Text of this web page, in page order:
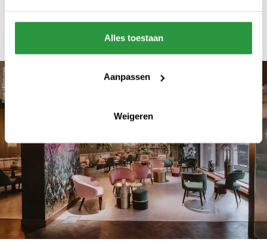
Alles toestaan
Aanpassen
Weigeren
12:00 tot 00:30 uur. Perfect dus om tot in de
latere uurtjes door te borrelen.
Bron: Hilton.com